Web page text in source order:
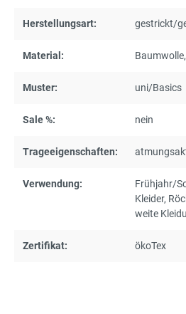
Herstellungsart: gestrickt/
Material: Baumwolle
Muster: uni/Basics
Sale %: nein
Trageeigenschaften:
Verwendung: Frühjahr/
Kleider,
weite
Zertifikat: ökoTex